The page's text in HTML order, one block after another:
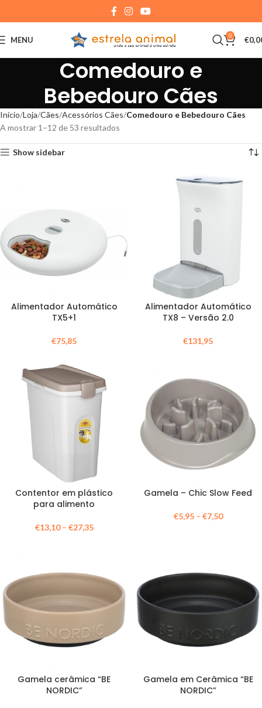
MENU 0 €
Comedouro e
Bebedouro Cães
Início Loja Cães Acessórios Cães Comedouro e Bebedouro Cães
A mostrar 1–12 de 53 resultados
Show sidebar
Alimentador Automático
TX5+1
€75,85
Alimentador Automático
TX8 – Versão 2.0
€131,95
Contentor em plástico
para alimento
€13,10– €27,35
Gamela – Chic Slow Feed
€5,95– €7,50
Gamela cerâmica “BE
NORDIC”
Gamela em Cerâmica “BE
NORDIC”